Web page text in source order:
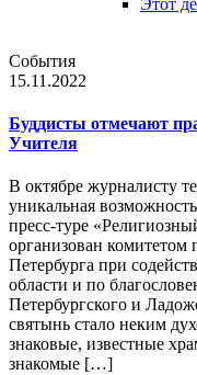
События
15.11.2022
Буддисты отмечают
Учителя
В октябре журналисту
уникальная
пресс-туре
организован комитетом
Петербурга при
области и по
Петербургского и
святынь стало неким
знаковые, известные
знакомые […]